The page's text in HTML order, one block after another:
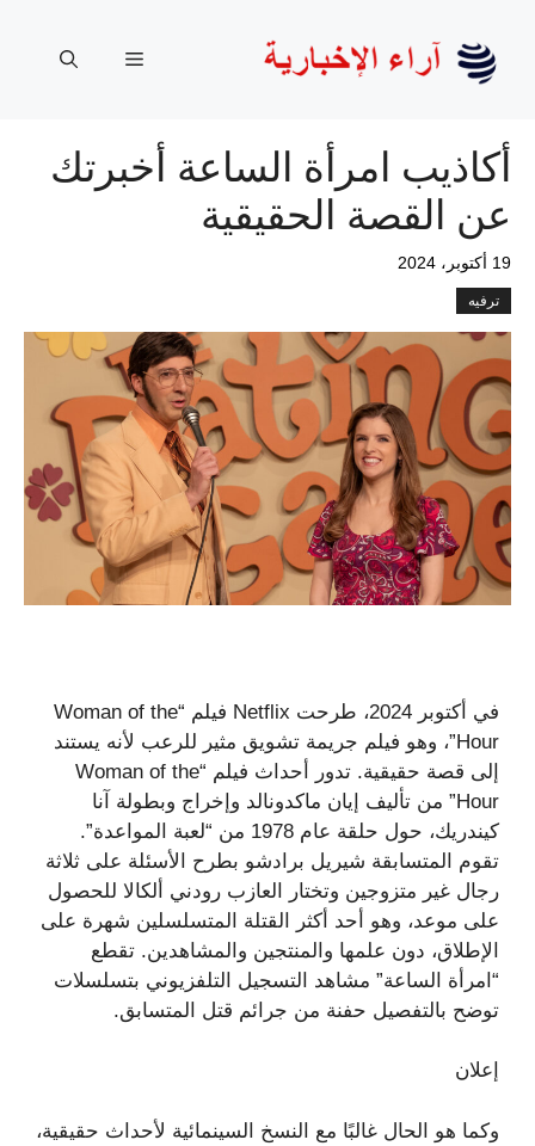
المحتوى
القائمة
أكاذيب امرأة الساعة أخبرتك
عن القصة الحقيقية
19 أكتوبر، 2024
ترفيه
في أكتوبر 2024، طرحت Netflix فيلم “Woman of the
Hour”، وهو فيلم جريمة تشويق مثير للرعب لأنه يستند
إلى قصة حقيقية. تدور أحداث فيلم “Woman of the
Hour” من تأليف إيان ماكدونالد وإخراج وبطولة آنا
كيندريك، حول حلقة عام 1978 من “لعبة المواعدة”.
تقوم المتسابقة شيريل برادشو بطرح الأسئلة على ثلاثة
رجال غير متزوجين وتختار العازب رودني ألكالا للحصول
على موعد، وهو أحد أكثر القتلة المتسلسلين شهرة على
الإطلاق، دون علمها والمنتجين والمشاهدين. تقطع
“امرأة الساعة” مشاهد التسجيل التلفزيوني بتسلسلات
توضح بالتفصيل حفنة من جرائم قتل المتسابق.
إعلان
وكما هو الحال غالبًا مع النسخ السينمائية لأحداث حقيقية،